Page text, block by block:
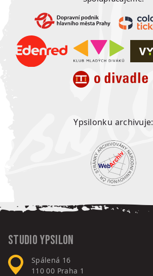
Ypsilonku archivuje:
Studio Ypsilon
Spálená 16
110 00 Praha 1